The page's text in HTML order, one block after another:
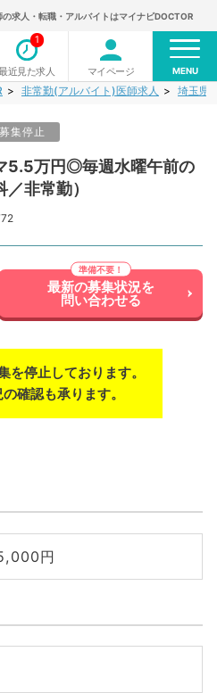
の求人・転職・アルバイトはマイナビDOCTOR
近見た求人
1
マイページ MENU
非常勤(アルバイト)医師求人 埼玉県
募集停止
5.5万円◎毎週水曜午前の
非常勤）
最新の募集状況を
問い合わせる
を停止しております。
確認も承ります。
円